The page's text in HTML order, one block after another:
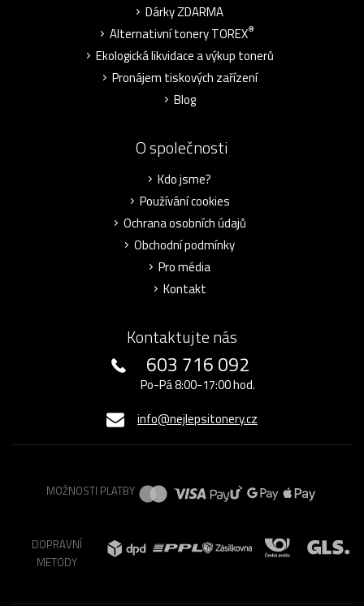
Dárky ZDARMA
Alternativní tonery TOREX®
Ekologická likvidace a výkup tonerů
Pronájem tiskových zařízení
Blog
O společnosti
Kdo jsme?
Používání cookies
Ochrana osobních údajů
Obchodní podmínky
Pro média
Kontakt
Kontaktujte nás
603 716 092
Po-Pá 8:00-17:00 hod.
info@nejlepsitonery.cz
MOŽNOSTI PLATBY
DOPRAVNÍ
METODY